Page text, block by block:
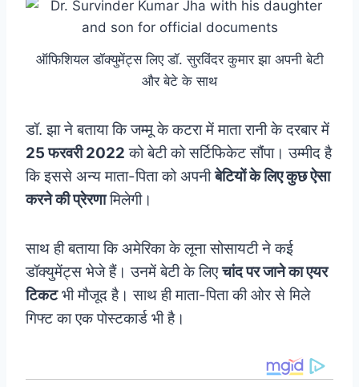
ऑफिशियल डॉक्युमेंट्स लिए डॉ. सुरविंदर कुमार झा अपनी बेटी
और बेटे के साथ
डॉ. झा ने बताया कि जम्मू के कटरा में माता रानी के दरबार में
25 फरवरी 2022 को बेटी को सर्टिफिकेट सौंपा। उम्मीद है
कि इससे अन्य माता-पिता को अपनीबेटियों के लिए कुछ ऐसा
करने की प्रेरणामिलेगी।
साथ ही बताया कि अमेरिका के लूना सोसायटी ने कई
डॉक्युमेंट्स भेजे हैं। उनमें बेटी के लिएचांद पर जाने का एयर
टिकटभी मौजूद है। साथ ही माता-पिता की ओर से मिले
गिफ्ट का एक पोस्टकार्ड भी है।